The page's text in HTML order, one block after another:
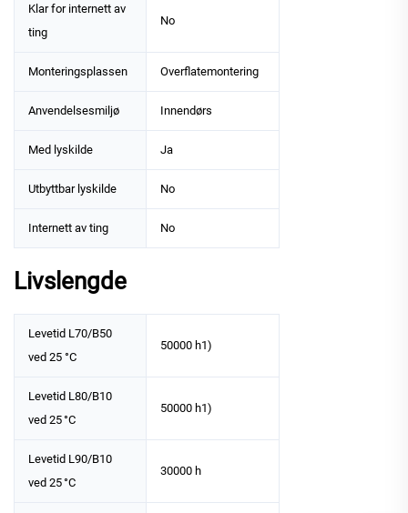
Klar for internett av
ting
No
Monteringsplassen Overflatemontering
Anvendelsesmiljø Innendørs
Med lyskilde Ja
Utbyttbar lyskilde No
Internett av ting No
Livslengde
Levetid L70/B50
ved 25 °C
50000 h1)
Levetid L80/B10
ved 25 °C
50000 h1)
Levetid L90/B10
ved 25 °C
30000 h